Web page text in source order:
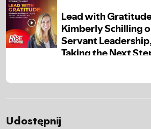
Udostępnij